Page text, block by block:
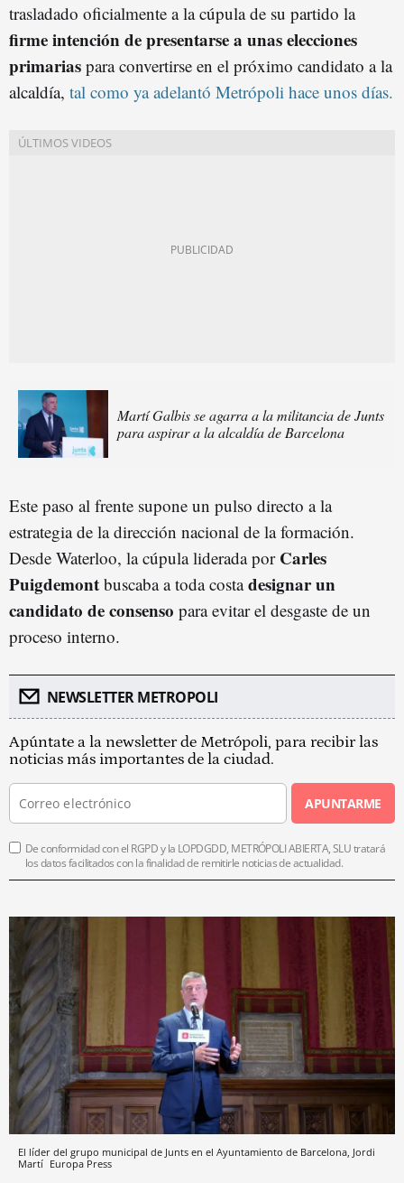
trasladado oficialmente a la cúpula de su partido la
firme intención de presentarse a unas elecciones
primarias para convertirse en el próximo candidato a la
alcaldía, tal como ya adelantó Metrópoli hace unos días.
Martí Galbis se agarra a la militancia de Junts
para aspirar a la alcaldía de Barcelona
Este paso al frente supone un pulso directo a la
estrategia de la dirección nacional de la formación.
Desde Waterloo, la cúpula liderada por Carles
Puigdemont buscaba a toda costadesignar un
candidato de consenso para evitar el desgaste de un
proceso interno.
NEWSLETTER METROPOLI
Apúntate a la newsletter de Metrópoli, para recibir las
noticias más importantes de la ciudad.
APUNTARME
De conformidad con el RGPD y la LOPDGDD, METRÓPOLI ABIERTA, SLU tratará
los datos facilitados con la finalidad de remitirle noticias de actualidad.
El líder del grupo municipal de Junts en el Ayuntamiento de Barcelona, Jordi
Martí Europa Press